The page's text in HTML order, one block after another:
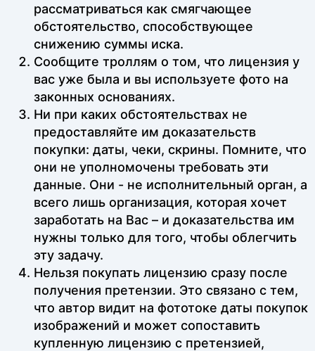
рассматриваться как смягчающее
обстоятельство, способствующее
снижению суммы иска.
Сообщите троллям о том, что лицензия у
вас уже была и вы используете фото на
законных основаниях.
Ни при каких обстоятельствах не
предоставляйте им доказательств
покупки: даты, чеки, скрины. Помните, что
они не уполномочены требовать эти
данные. Они - не исполнительный орган, а
всего лишь организация, которая хочет
заработать на Вас – и доказательства им
нужны только для того, чтобы облегчить
эту задачу.
Нельзя покупать лицензию сразу после
получения претензии. Это связано с тем,
что автор видит на фототоке даты покупок
изображений и может сопоставить
купленную лицензию с претензией,